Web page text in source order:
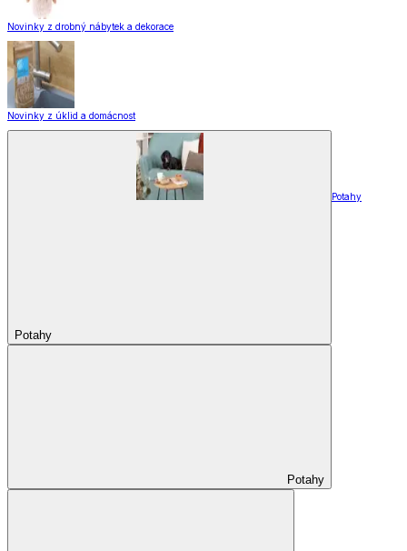
Novinky z drobný nábytek a dekorace
Novinky z úklid a domácnost
Potahy
Potahy
Potahy